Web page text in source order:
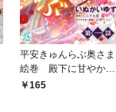
平安きゅんらぶ奥さま
絵巻 殿下に甘やかさ
れすぎて恥ずかしいで
165